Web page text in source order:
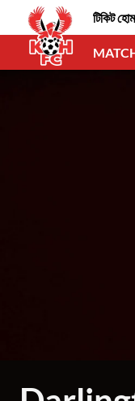
টিকিট হোম